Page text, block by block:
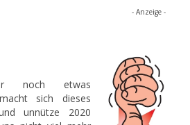
- Anzeige -
noch etwas
sich dieses
unnütze 2020